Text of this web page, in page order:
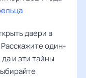
двери в
один-
и эти тайны